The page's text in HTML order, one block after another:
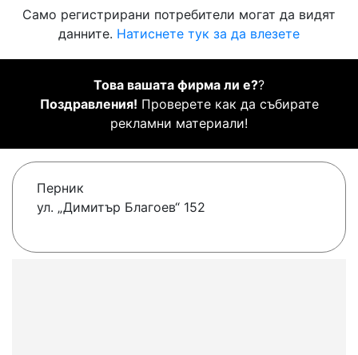
Само регистрирани потребители могат да видят
данните. Натиснете тук за да влезете
Това вашата фирма ли е??
Поздравления! Проверете как да събирате
рекламни материали!
Перник
ул. „Димитър Благоев“ 152